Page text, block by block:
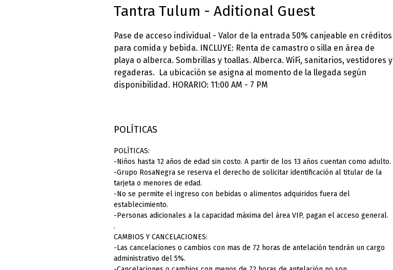
Tantra Tulum - Aditional Guest
Pase de acceso individual - Valor de la entrada 50% canjeable en créditos
para comida y bebida. INCLUYE: Renta de camastro o silla en área de
playa o alberca. Sombrillas y toallas. Alberca. WiFi, sanitarios, vestidores y
regaderas. La ubicación se asigna al momento de la llegada según
disponibilidad. HORARIO: 11:00 AM - 7 PM
POLÍTICAS
POLÍTICAS:
-Niños hasta 12 años de edad sin costo. A partir de los 13 años cuentan como adulto.
-Grupo RosaNegra se reserva el derecho de solicitar identificación al titular de la
tarjeta o menores de edad.
-No se permite el ingreso con bebidas o alimentos adquiridos fuera del
establecimiento.
-Personas adicionales a la capacidad máxima del área VIP, pagan el acceso general.
.
CAMBIOS Y CANCELACIONES:
-Las cancelaciones o cambios con mas de 72 horas de antelación tendrán un cargo
administrativo del 5%.